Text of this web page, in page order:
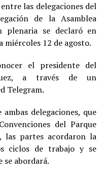
las delegaciones del
de la Asamblea
plenaria se declaró en
miércoles 12 de agosto.
el presidente del
a través de un
Telegram.
delegaciones, que
del Parque
las partes acordaron la
ciclos de trabajo y se
se abordará.